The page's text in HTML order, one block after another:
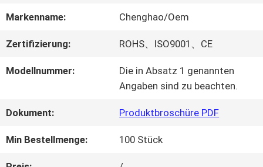
ÜBER
UNS
WERKSBESICHTIGUNG
Markenname: Chenghao/Oem
Zertifizierung: ROHS、ISO9001、CE
Modellnummer:
Die in Absatz 1 genannten
Angaben sind zu beachten.
Dokument: Produktbroschüre PDF
Min Bestellmenge: 100 Stück